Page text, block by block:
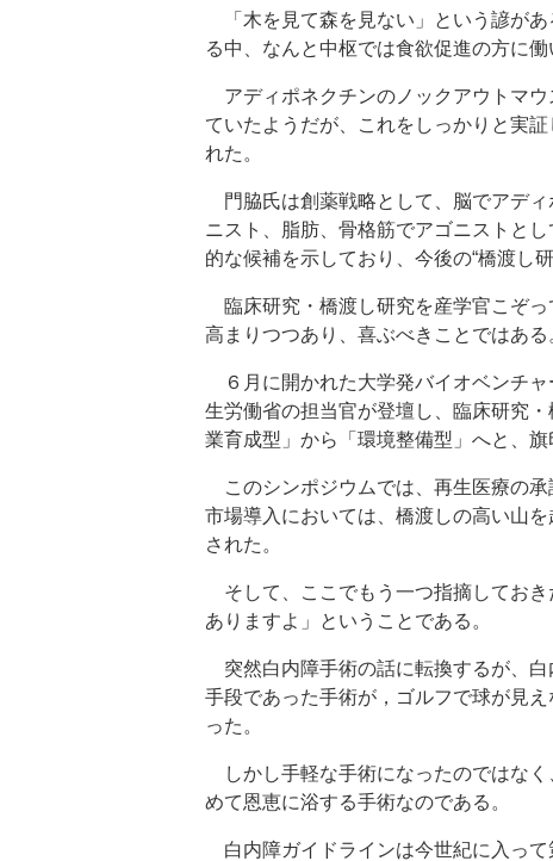
「木を見て森を見ない」という諺が
る中、なんと中枢では食欲促進の方に
アディポネクチンのノックアウトマ
ていたようだが、これをしっかりと実
れた。
門脇氏は創薬戦略として、脳でアデ
ニスト、脂肪、骨格筋でアゴニストと
的な候補を示しており、今後の“橋渡し
臨床研究・橋渡し研究を産学官こぞ
高まりつつあり、喜ぶべきことではある
６月に開かれた大学発バイオベンチ
生労働省の担当官が登壇し、臨床研究
業育成型」から「環境整備型」へと、旗
このシンポジウムでは、再生医療の
市場導入においては、橋渡しの高い山
された。
そして、ここでもう一つ指摘してお
ありますよ」ということである。
突然白内障手術の話に転換するが、
手段であった手術が，ゴルフで球が見
った。
しかし手軽な手術になったのではな
めて恩恵に浴する手術なのである。
白内障ガイドラインは今世紀に入っ